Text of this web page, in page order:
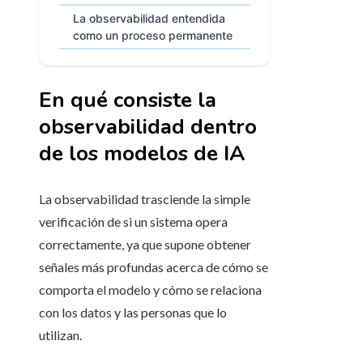
La observabilidad entendida
como un proceso permanente
En qué consiste la
observabilidad dentro
de los modelos de IA
La observabilidad trasciende la simple
verificación de si un sistema opera
correctamente, ya que supone obtener
señales más profundas acerca de cómo se
comporta el modelo y cómo se relaciona
con los datos y las personas que lo
utilizan.